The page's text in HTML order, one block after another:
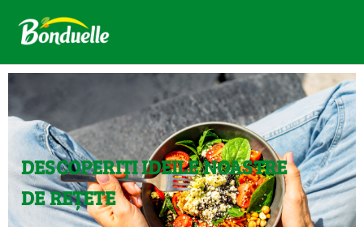
DESCOPERIȚI IDEILE NOASTRE
DE REȚETE